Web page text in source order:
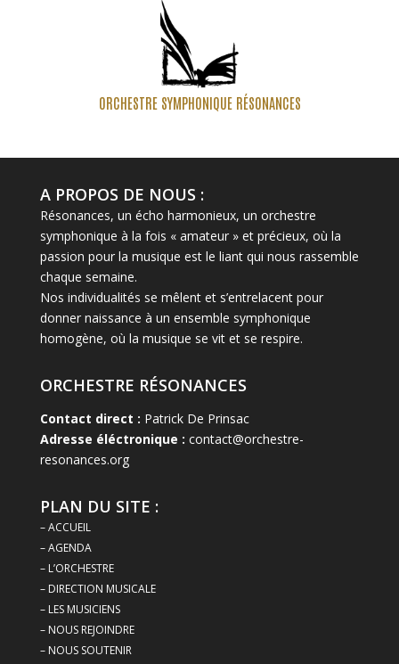
ORCHESTRE SYMPHONIQUE RÉSONANCES
A PROPOS DE NOUS :
Résonances, un écho harmonieux, un orchestre
symphonique à la fois « amateur » et précieux, où la
passion pour la musique est le liant qui nous rassemble
chaque semaine.
Nos individualités se mêlent et s’entrelacent pour
donner naissance à un ensemble symphonique
homogène, où la musique se vit et se respire.
ORCHESTRE RÉSONANCES
Contact direct : Patrick De Prinsac
Adresse éléctronique : contact@orchestre-
resonances.org
PLAN DU SITE :
– ACCUEIL
– AGENDA
– L’ORCHESTRE
– DIRECTION MUSICALE
– LES MUSICIENS
– NOUS REJOINDRE
– NOUS SOUTENIR